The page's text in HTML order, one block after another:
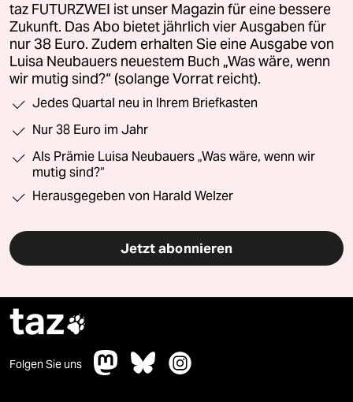
taz FUTURZWEI ist unser Magazin für eine bessere
Zukunft. Das Abo bietet jährlich vier Ausgaben für
nur 38 Euro. Zudem erhalten Sie eine Ausgabe von
Luisa Neubauers neuestem Buch „Was wäre, wenn
wir mutig sind?“ (solange Vorrat reicht).
Jedes Quartal neu in Ihrem Briefkasten
Nur 38 Euro im Jahr
Als Prämie Luisa Neubauers „Was wäre, wenn wir
mutig sind?“
Herausgegeben von Harald Welzer
Jetzt abonnieren
taz
Folgen Sie uns